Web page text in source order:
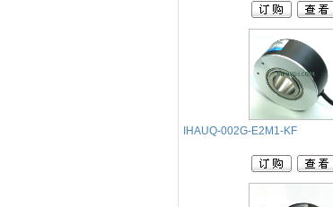
IHAUQ-002G-E2M1-KF